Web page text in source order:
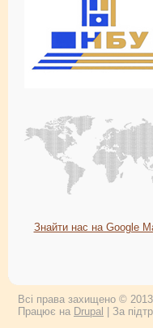
Знайти нас на Google
Всі права захищено © 2013
Працює на Drupal | За